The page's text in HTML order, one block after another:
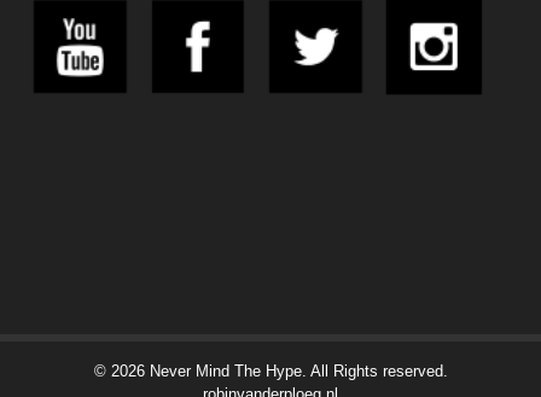
© 2026 Never Mind The Hype. All Rights reserved.